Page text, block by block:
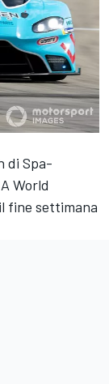
di Spa-
World
fine settimana